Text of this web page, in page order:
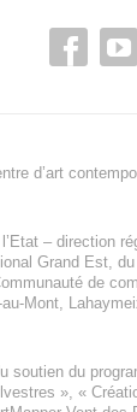
d’art
Etat – direction
Grand Est, du
de
Mont,
soutien du
», «